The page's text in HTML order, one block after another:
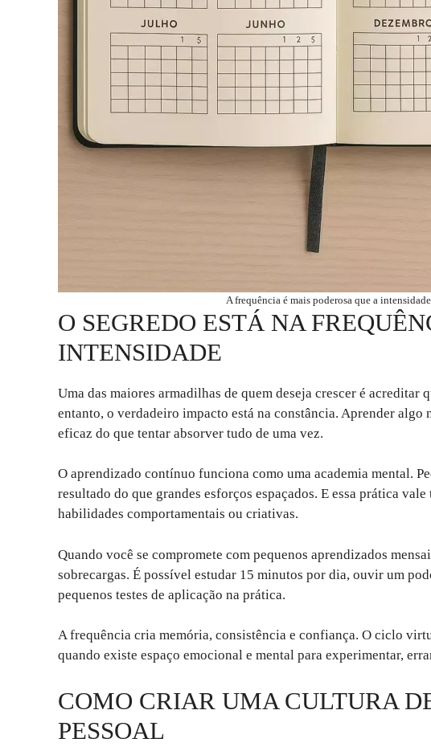
A frequência é mais poderosa que a
O SEGREDO ESTÁ NA
INTENSIDADE
Uma das maiores armadilhas de quem deseja crescer é acreditar
entanto, o verdadeiro impacto está na constância. Aprender
eficaz do que tentar absorver tudo de uma vez.
O aprendizado contínuo funciona como uma academia mental.
resultado do que grandes esforços espaçados. E essa prática vale
habilidades comportamentais ou criativas.
Quando você se compromete com pequenos aprendizados
sobrecargas. É possível estudar 15 minutos por dia, ouvir um
pequenos testes de aplicação na prática.
A frequência cria memória, consistência e confiança. O ciclo
quando existe espaço emocional e mental para experimentar,
COMO CRIAR UMA CULTURA
PESSOAL